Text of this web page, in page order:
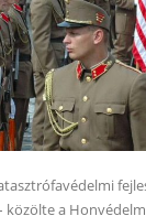
közölte a